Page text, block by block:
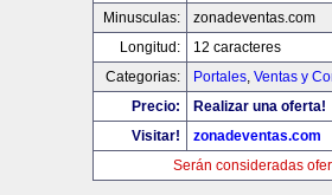
Minusculas:
zonadeventas.com
Longitud:
12 caracteres
Categorias:
Portales, Ventas y
Precio:
Realizar una oferta!
Visitar!
zonadeventas.com
Serán consideradas